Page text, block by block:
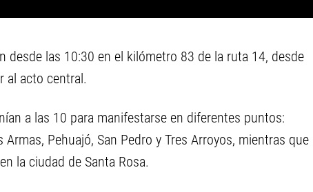
desde las 10:30 en el kilómetro 83 de la ruta 14, desde
al acto central.
a las 10 para manifestarse en diferentes puntos:
Pehuajó, San Pedro y Tres Arroyos, mientras que
la ciudad de Santa Rosa.